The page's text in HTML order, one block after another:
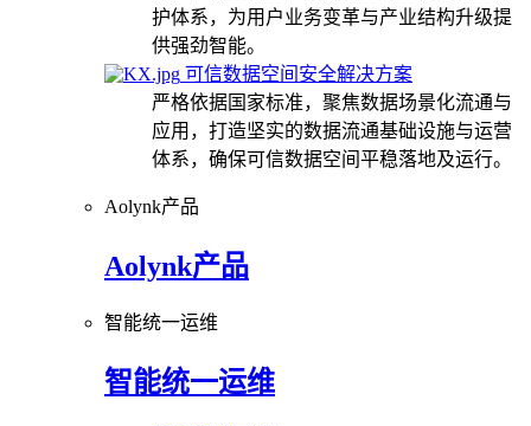
护体系，为用户业务变革与产业结构升级提
供强劲智能。
可信数据空间安全解决方案
严格依据国家标准，聚焦数据场景化流通与
应用，打造坚实的数据流通基础设施与运营
体系，确保可信数据空间平稳落地及运行。
Aolynk产品
Aolynk产品
智能统一运维
智能统一运维